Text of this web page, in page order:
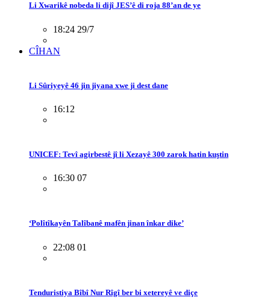
Li Xwarikê nobeda li dijî JES’ê di roja 88’an de ye
18:24 29/7
CÎHAN
Li Sûriyeyê 46 jin jiyana xwe ji dest dane
16:12
UNICEF: Tevî agirbestê jî li Xezayê 300 zarok hatin kuştin
16:30 07
‘Polîtîkayên Talîbanê mafên jinan înkar dike’
22:08 01
Tenduristiya Bîbî Nur Rîgî ber bi xetereyê ve diçe